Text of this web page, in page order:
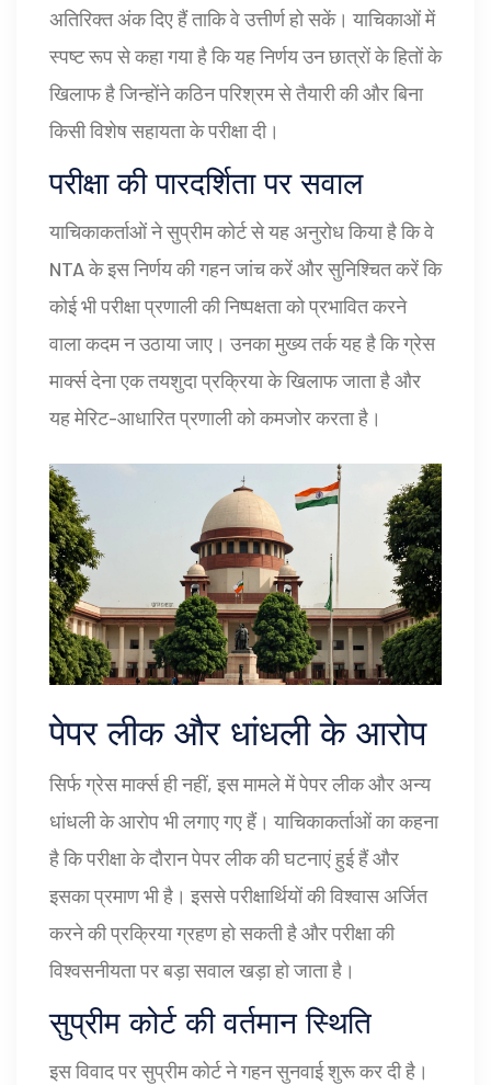
अतिरिक्त अंक दिए हैं ताकि वे उत्तीर्ण हो सकें। याचिकाओं में
स्पष्ट रूप से कहा गया है कि यह निर्णय उन छात्रों के हितों के
खिलाफ है जिन्होंने कठिन परिश्रम से तैयारी की और बिना
किसी विशेष सहायता के परीक्षा दी।
परीक्षा की पारदर्शिता पर सवाल
याचिकाकर्ताओं ने सुप्रीम कोर्ट से यह अनुरोध किया है कि वे
NTA के इस निर्णय की गहन जांच करें और सुनिश्चित करें कि
कोई भी परीक्षा प्रणाली की निष्पक्षता को प्रभावित करने
वाला कदम न उठाया जाए। उनका मुख्य तर्क यह है कि ग्रेस
मार्क्स देना एक तयशुदा प्रक्रिया के खिलाफ जाता है और
यह मेरिट-आधारित प्रणाली को कमजोर करता है।
पेपर लीक और धांधली के आरोप
सिर्फ ग्रेस मार्क्स ही नहीं, इस मामले में पेपर लीक और अन्य
धांधली के आरोप भी लगाए गए हैं। याचिकाकर्ताओं का कहना
है कि परीक्षा के दौरान पेपर लीक की घटनाएं हुई हैं और
इसका प्रमाण भी है। इससे परीक्षार्थियों की विश्वास अर्जित
करने की प्रक्रिया ग्रहण हो सकती है और परीक्षा की
विश्वसनीयता पर बड़ा सवाल खड़ा हो जाता है।
सुप्रीम कोर्ट की वर्तमान स्थिति
इस विवाद पर सुप्रीम कोर्ट ने गहन सुनवाई शुरू कर दी है।